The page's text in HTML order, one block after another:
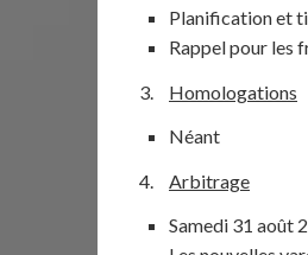
Planification et
Rappel pour les
Homologations
Néant
Arbitrage
Samedi 31 août